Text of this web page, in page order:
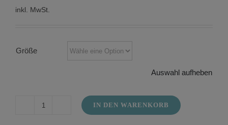
inkl. MwSt.
Größe
Auswahl aufheben
Männerarmband
IN DEN WARENKORB